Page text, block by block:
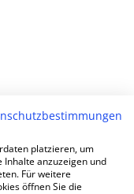
platzieren, um
Inhalte anzuzeigen und
Für weitere
öffnen Sie die